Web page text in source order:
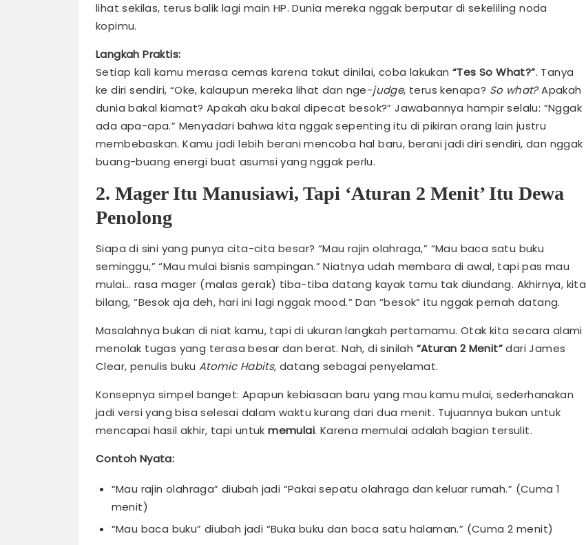
lihat sekilas, terus balik lagi main HP. Dunia mereka nggak berputar di sekeliling noda
kopimu.
Langkah Praktis:
Setiap kali kamu merasa cemas karena takut dinilai, coba lakukan “Tes So What?”. Tanya
ke diri sendiri, “Oke, kalaupun mereka lihat dan nge-judge, terus kenapa? So what?Apakah
dunia bakal kiamat? Apakah aku bakal dipecat besok?” Jawabannya hampir selalu: “Nggak
ada apa-apa.” Menyadari bahwa kita nggak sepenting itu di pikiran orang lain justru
membebaskan. Kamu jadi lebih berani mencoba hal baru, berani jadi diri sendiri, dan nggak
buang-buang energi buat asumsi yang nggak perlu.
2. Mager Itu Manusiawi, Tapi ‘Aturan 2 Menit’ Itu Dewa
Penolong
Siapa di sini yang punya cita-cita besar? “Mau rajin olahraga,” “Mau baca satu buku
seminggu,” “Mau mulai bisnis sampingan.” Niatnya udah membara di awal, tapi pas mau
mulai… rasa mager (malas gerak) tiba-tiba datang kayak tamu tak diundang. Akhirnya, kita
bilang, “Besok aja deh, hari ini lagi nggak mood.” Dan “besok” itu nggak pernah datang.
Masalahnya bukan di niat kamu, tapi di ukuran langkah pertamamu. Otak kita secara alami
menolak tugas yang terasa besar dan berat. Nah, di sinilah “Aturan 2 Menit”dari James
Clear, penulis buku Atomic Habits, datang sebagai penyelamat.
Konsepnya simpel banget: Apapun kebiasaan baru yang mau kamu mulai, sederhanakan
jadi versi yang bisa selesai dalam waktu kurang dari dua menit. Tujuannya bukan untuk
mencapai hasil akhir, tapi untukmemulai. Karena memulai adalah bagian tersulit.
Contoh Nyata:
“Mau rajin olahraga” diubah jadi “Pakai sepatu olahraga dan keluar rumah.” (Cuma 1
menit)
“Mau baca buku” diubah jadi “Buka buku dan baca satu halaman.” (Cuma 2 menit)